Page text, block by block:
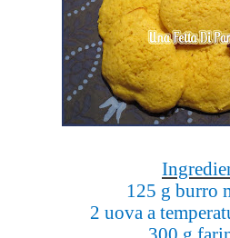
125 g burro
2 uova a